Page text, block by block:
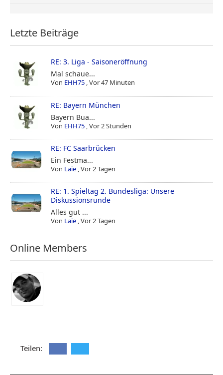
Letzte Beiträge
RE: 3. Liga - Saisoneröffnung
Mal schaue...
Von EHH75 ,Vor 47 Minuten
RE: Bayern München
Bayern Bua...
Von EHH75 ,Vor 2 Stunden
RE: FC Saarbrücken
Ein Festma...
Von Laie ,Vor 2 Tagen
RE: 1. Spieltag 2. Bundesliga: Unsere
Diskussionsrunde
Alles gut ...
Von Laie ,Vor 2 Tagen
Online Members
Teilen: